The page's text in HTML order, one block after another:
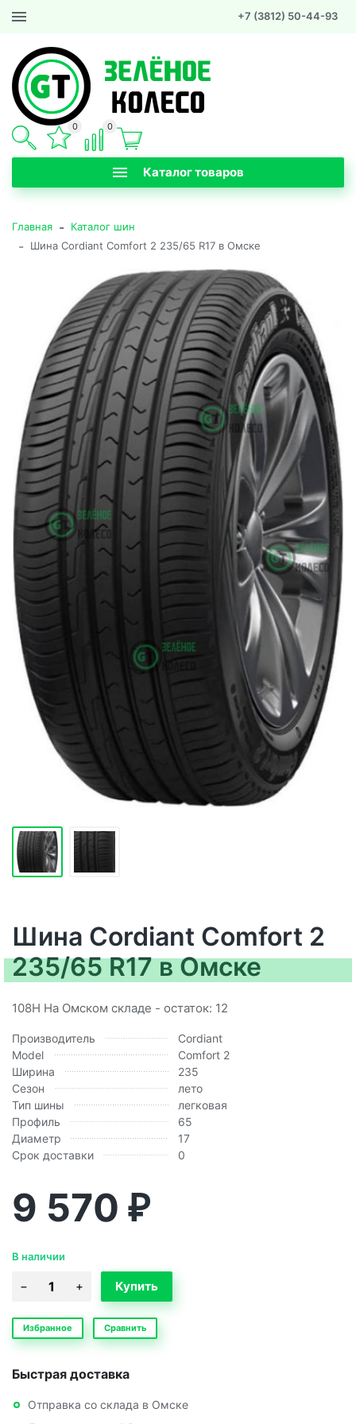
+7 (3812) 50-44-93
Каталог товаров
0 0
Главная - Каталог шин
- Шина Cordiant Comfort 2 235/65 R17 в Омске
Шина Cordiant Comfort 2
235/65 R17 в Омске
108H На Омском складе - остаток: 12
Производитель
Cordiant
Model
Comfort 2
Ширина
235
Сезон
лето
Тип шины
легковая
Профиль
65
Диаметр
17
Срок доставки
0
9 570 ₽
В наличии
Избранное Сравнить
Быстрая доставка
Отправка со склада в Омске